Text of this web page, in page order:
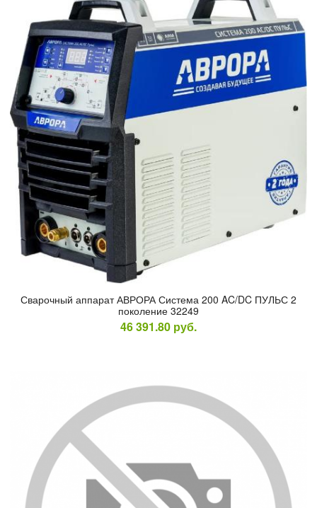
Сва­роч­ный ап­па­рат АВ­РО­РА Сис­те­ма 200 AC/DC ПУЛЬС 2
по­коле­ние 32249
46 391.80 руб.